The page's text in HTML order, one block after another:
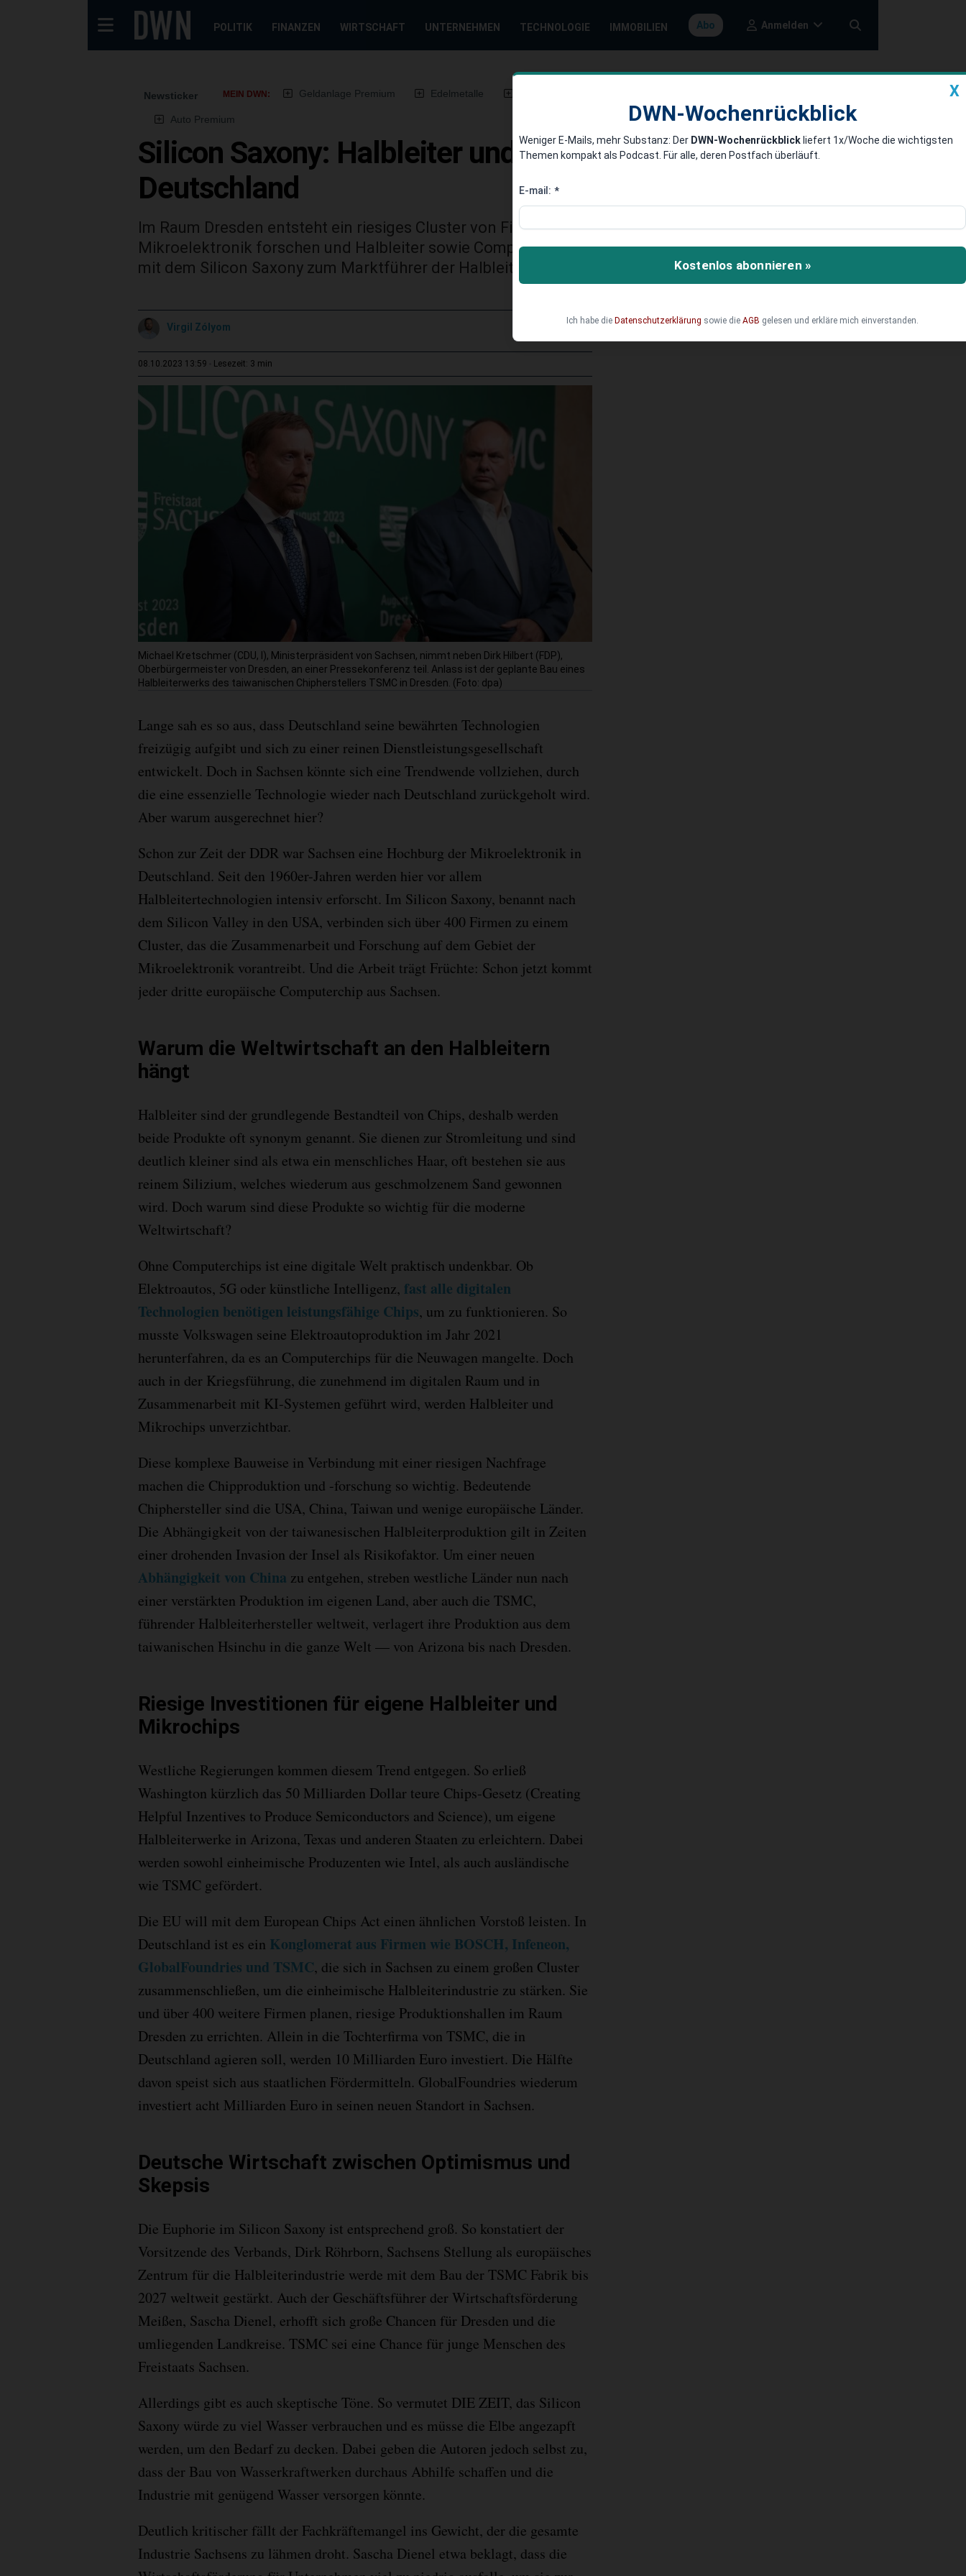
POLITIK FINANZEN WIRTSCHAFT UNTERNEHMEN TECHNOLOGIE IMMOBILIEN Abo Anmelden
Newsticker MEIN DWN: Geldanlage Premium Edelmetalle
Auto Premium
Silicon Saxony: Halbleiter und Computerchips aus
Deutschland
Im Raum Dresden entsteht ein riesiges Cluster von Firmen, die auf dem Gebiet der
Mikroelektronik forschen und Halbleiter sowie Computerchips entwickeln. Kann Deutschland
mit dem Silicon Saxony zum Marktführer der Halbleitertechnologie aufsteigen?
Virgil Zólyom
08.10.2023 13:59 Lesezeit: 3 min
Michael Kretschmer (CDU, l), Ministerpräsident von Sachsen, nimmt neben Dirk Hilbert (FDP),
Oberbürgermeister von Dresden, an einer Pressekonferenz teil. Anlass ist der geplante Bau eines
Halbleiterwerks des taiwanischen Chipherstellers TSMC in Dresden. (Foto: dpa)
Lange sah es so aus, dass Deutschland seine bewährten Technologien
freizügig aufgibt und sich zu einer reinen Dienstleistungsgesellschaft
entwickelt. Doch in Sachsen könnte sich eine Trendwende vollziehen, durch
die eine essenzielle Technologie wieder nach Deutschland zurückgeholt wird.
Aber warum ausgerechnet hier?
Schon zur Zeit der DDR war Sachsen eine Hochburg der Mikroelektronik in
Deutschland. Seit den 1960er-Jahren werden hier vor allem
Halbleitertechnologien intensiv erforscht. Im Silicon Saxony, benannt nach
dem Silicon Valley in den USA, verbinden sich über 400 Firmen zu einem
Cluster, das die Zusammenarbeit und Forschung auf dem Gebiet der
Mikroelektronik vorantreibt. Und die Arbeit trägt Früchte: Schon jetzt kommt
jeder dritte europäische Computerchip aus Sachsen.
Warum die Weltwirtschaft an den Halbleitern
hängt
Halbleiter sind der grundlegende Bestandteil von Chips, deshalb werden
beide Produkte oft synonym genannt. Sie dienen zur Stromleitung und sind
deutlich kleiner sind als etwa ein menschliches Haar, oft bestehen sie aus
reinem Silizium, welches wiederum aus geschmolzenem Sand gewonnen
wird. Doch warum sind diese Produkte so wichtig für die moderne
Weltwirtschaft?
Ohne Computerchips ist eine digitale Welt praktisch undenkbar. Ob
Elektroautos, 5G oder künstliche Intelligenz, fast alle digitalen
Technologien benötigen leistungsfähige Chips, um zu funktionieren. So
musste Volkswagen seine Elektroautoproduktion im Jahr 2021
herunterfahren, da es an Computerchips für die Neuwagen mangelte. Doch
auch in der Kriegsführung, die zunehmend im digitalen Raum und in
Zusammenarbeit mit KI-Systemen geführt wird, werden Halbleiter und
Mikrochips unverzichtbar.
Diese komplexe Bauweise in Verbindung mit einer riesigen Nachfrage
machen die Chipproduktion und -forschung so wichtig. Bedeutende
Chiphersteller sind die USA, China, Taiwan und wenige europäische Länder.
Die Abhängigkeit von der taiwanesischen Halbleiterproduktion gilt in Zeiten
einer drohenden Invasion der Insel als Risikofaktor. Um einer neuen
Abhängigkeit von China zu entgehen, streben westliche Länder nun nach
einer verstärkten Produktion im eigenen Land, aber auch die TSMC,
führender Halbleiterhersteller weltweit, verlagert ihre Produktion aus dem
taiwanischen Hsinchu in die ganze Welt — von Arizona bis nach Dresden.
Riesige Investitionen für eigene Halbleiter und
Mikrochips
Westliche Regierungen kommen diesem Trend entgegen. So erließ
Washington kürzlich das 50 Milliarden Dollar teure Chips-Gesetz (Creating
Helpful Inzentives to Produce Semiconductors and Science), um eigene
Halbleiterwerke in Arizona, Texas und anderen Staaten zu erleichtern. Dabei
werden sowohl einheimische Produzenten wie Intel, als auch ausländische
wie TSMC gefördert.
Die EU will mit dem European Chips Act einen ähnlichen Vorstoß leisten. In
Deutschland ist es ein Konglomerat aus Firmen wie BOSCH, Infeneon,
GlobalFoundries und TSMC, die sich in Sachsen zu einem großen Cluster
zusammenschließen, um die einheimische Halbleiterindustrie zu stärken. Sie
und über 400 weitere Firmen planen, riesige Produktionshallen im Raum
Dresden zu errichten. Allein in die Tochterfirma von TSMC, die in
Deutschland agieren soll, werden 10 Milliarden Euro investiert. Die Hälfte
davon speist sich aus staatlichen Fördermitteln. GlobalFoundries wiederum
investiert acht Milliarden Euro in seinen neuen Standort in Sachsen.
Deutsche Wirtschaft zwischen Optimismus und
Skepsis
Die Euphorie im Silicon Saxony ist entsprechend groß. So konstatiert der
Vorsitzende des Verbands, Dirk Röhrborn, Sachsens Stellung als europäisches
Zentrum für die Halbleiterindustrie werde mit dem Bau der TSMC Fabrik bis
2027 weltweit gestärkt. Auch der Geschäftsführer der Wirtschaftsförderung
Meißen, Sascha Dienel, erhofft sich große Chancen für Dresden und die
umliegenden Landkreise. TSMC sei eine Chance für junge Menschen des
Freistaats Sachsen.
Allerdings gibt es auch skeptische Töne. So vermutet DIE ZEIT, das Silicon
Saxony würde zu viel Wasser verbrauchen und es müsse die Elbe angezapft
werden, um den Bedarf zu decken. Dabei geben die Autoren jedoch selbst zu,
dass der Bau von Wasserkraftwerken durchaus Abhilfe schaffen und die
Industrie mit genügend Wasser versorgen könnte.
Deutlich kritischer fällt der Fachkräftemangel ins Gewicht, der die gesamte
Industrie Sachsens zu lähmen droht. Sascha Dienel etwa beklagt, dass die
X
DWN-Wochenrückblick
Weniger E-Mails, mehr Substanz: Der DWN-Wochenrückblick liefert 1x/Woche die wichtigsten
Themen kompakt als Podcast. Für alle, deren Postfach überläuft.
E-mail: *
Kostenlos abonnieren »
Ich habe die Datenschutzerklärung sowie die AGB gelesen und erkläre mich einverstanden.